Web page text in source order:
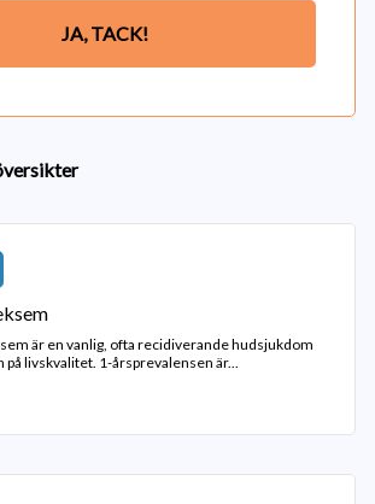
JA, TACK!
är en vanlig, ofta recidiverande hudsjukdom
på livskvalitet. 1-årsprevalensen är...